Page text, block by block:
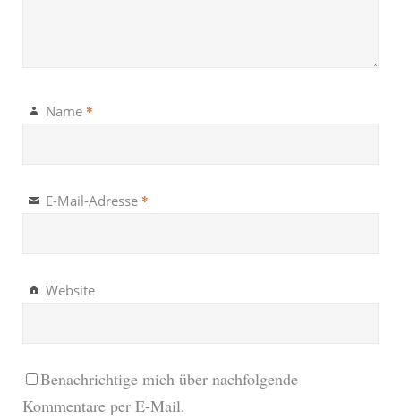
Name *
E-Mail-Adresse *
Website
Benachrichtige mich über nachfolgende
Kommentare per E-Mail.